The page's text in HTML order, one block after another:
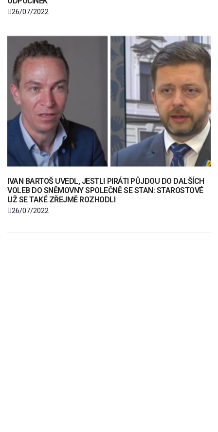
26/07/2022
IVAN BARTOŠ UVEDL, JESTLI PIRÁTI PŮJDOU DO DALŠÍCH
VOLEB DO SNĚMOVNY SPOLEČNĚ SE STAN: STAROSTOVÉ
UŽ SE TAKÉ ZŘEJMĚ ROZHODLI
26/07/2022